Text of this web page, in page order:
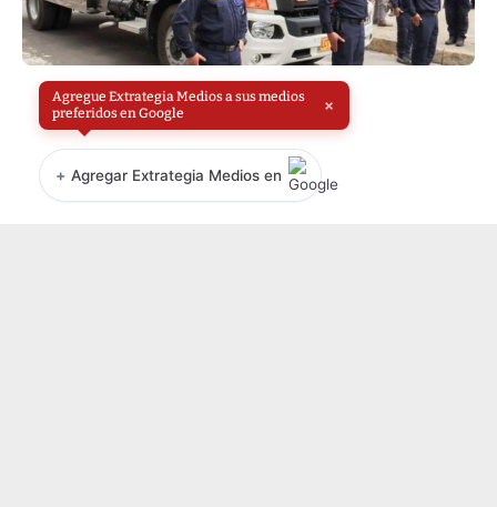
Agregue Extrategia Medios a sus medios
preferidos en Google
×
+ Agregar Extrategia Medios en